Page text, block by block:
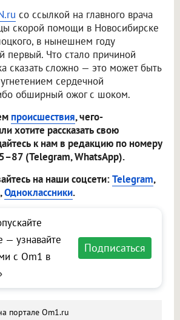
со ссылкой на главного врача
скорой помощи в Новосибирске
в нынешнем году
первый. Что стало причиной
сказать сложно — это может быть
сердечной
обширный ожог с шоком.
происшествия, чего-
хотите рассказать свою
к нам в редакцию по номеру
(Telegram, WhatsApp).
на наши соцсети:Telegram,
,Одноклассники.
— узнавайте
с Om1 в
Подписаться
портале Om1.ru